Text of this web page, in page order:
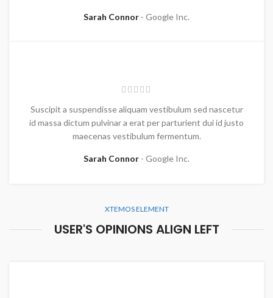
Sarah Connor Google Inc.
Suscipit a suspendisse aliquam vestibulum sed nascetur
id massa dictum pulvinar a erat per parturient dui id justo
maecenas vestibulum fermentum.
Sarah Connor Google Inc.
XTEMOS ELEMENT
USER'S OPINIONS ALIGN LEFT